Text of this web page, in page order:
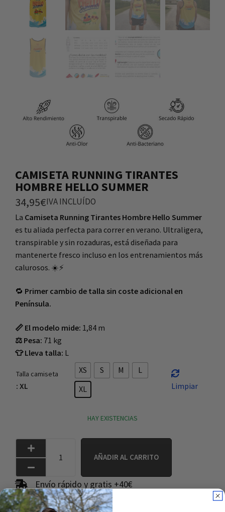
CAMISETA RUNNING TIRANTES
HOMBRE HELLO SUMMER
34,95€IVA INCLUÍDO
La Camiseta Running Tirantes Hombre Hello Summer
es tu aliada perfecta para correr en verano. Ultraligera,
transpirable y sin rozaduras, está diseñada para
mantenerte fresco incluso en los entrenamientos más
calurosos. ☀️⚡
🔁 Primer cambio de talla sin coste adicional en
Península.
📏 El modelo mide: 1,84 m
⚖️ Pesa: 71 kg
👕 Lleva talla: L
Talla camiseta
: XL
XS S M
L
XL
Limpiar
HAY EXISTENCIAS
AÑADIR AL CARRITO
Envío rápido y gratis +40€
Pago 100% seguro